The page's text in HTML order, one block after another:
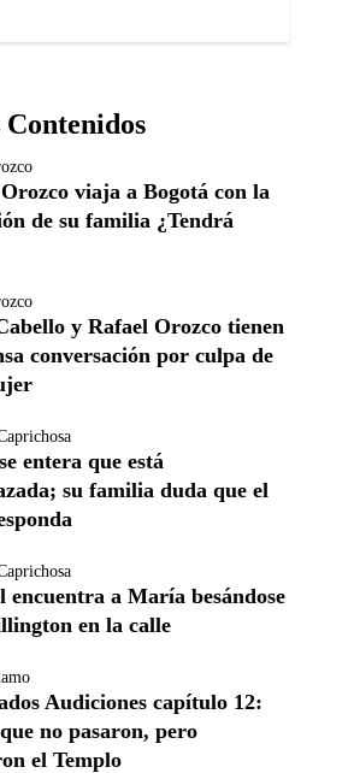
viaja a Bogotá con la
de su familia ¿Tendrá
y Rafael Orozco tienen
conversación por culpa de
entera que está
su familia duda que el
encuentra a María besándose
en la calle
Audiciones capítulo 12:
no pasaron, pero
el Templo